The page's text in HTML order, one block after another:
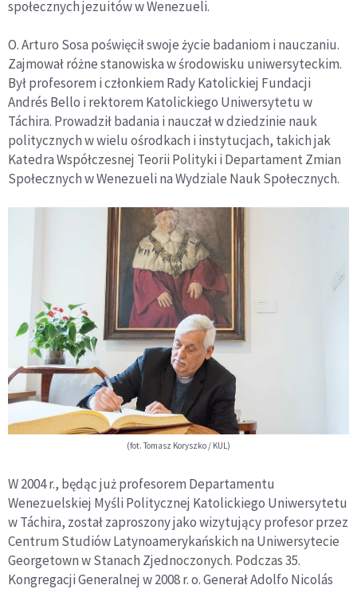
społecznych jezuitów w Wenezueli.
O. Arturo Sosa poświęcił swoje życie badaniom i nauczaniu.
Zajmował różne stanowiska w środowisku uniwersyteckim.
Był profesorem i członkiem Rady Katolickiej Fundacji
Andrés Bello i rektorem Katolickiego Uniwersytetu w
Táchira. Prowadził badania i nauczał w dziedzinie nauk
politycznych w wielu ośrodkach i instytucjach, takich jak
Katedra Współczesnej Teorii Polityki i Departament Zmian
Społecznych w Wenezueli na Wydziale Nauk Społecznych.
(fot. Tomasz Koryszko / KUL)
W 2004 r., będąc już profesorem Departamentu
Wenezuelskiej Myśli Politycznej Katolickiego Uniwersytetu
w Táchira, został zaproszony jako wizytujący profesor przez
Centrum Studiów Latynoamerykańskich na Uniwersytecie
Georgetown w Stanach Zjednoczonych. Podczas 35.
Kongregacji Generalnej w 2008 r. o. Generał Adolfo Nicolás